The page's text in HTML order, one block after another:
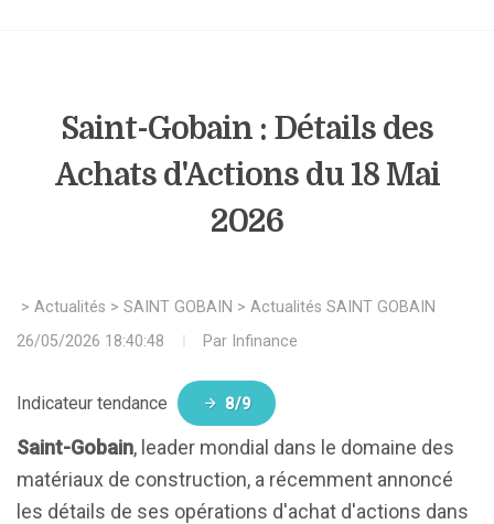
Saint-Gobain : Détails des
Achats d'Actions du 18 Mai
2026
> Actualités > SAINT GOBAIN > Actualités SAINT GOBAIN
26/05/2026 18:40:48
Par Infinance
Indicateur tendance 8/9
Saint-Gobain, leader mondial dans le domaine des
matériaux de construction, a récemment annoncé
les détails de ses opérations d'achat d'actions dans